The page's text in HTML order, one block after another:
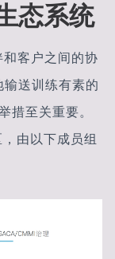
态系统
客户之间的协
送训练有素的
措至关重要。
由以下成员组